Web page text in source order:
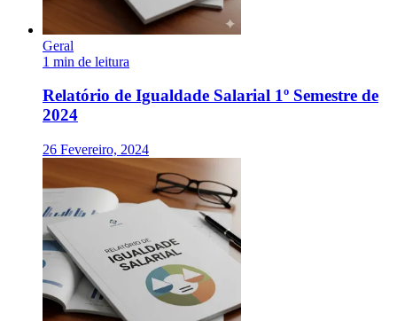
Geral
1 min de leitura
Relatório de Igualdade Salarial 1º Semestre de
2024
26 Fevereiro, 2024